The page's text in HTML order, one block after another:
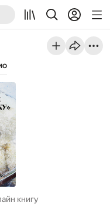
книгу